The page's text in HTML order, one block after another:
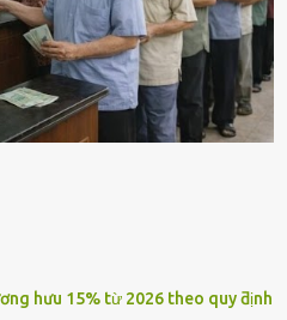
hưu 15% từ 2026 theo quy ƌịnh